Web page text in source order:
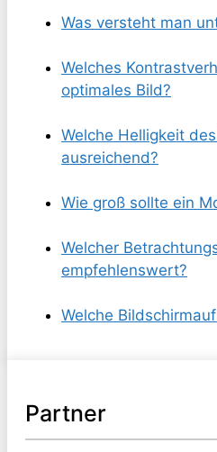
Was versteht man
Welches
optimales Bild?
Welche Helligkeit
ausreichend?
Wie groß sollte ein
Welcher
empfehlenswert?
Welche
Partner